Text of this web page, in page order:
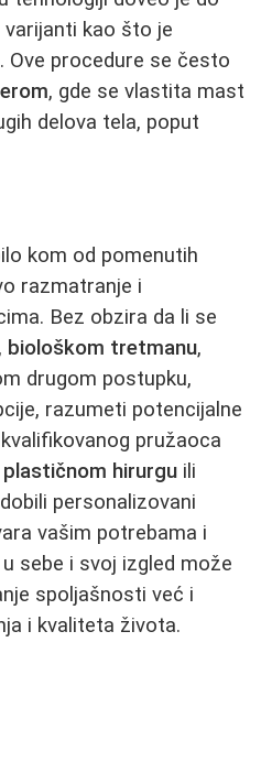
varijanti kao što je
Ove procedure se često
, gde se vlastita mast
delova tela, poput
kom od pomenutih
razmatranje i
Bez obzira da li se
, biološkom tretmanu,
drugom postupku,
razumeti potencijalne
pružaoca
plastičnom hirurgu ili
personalizovani
vašim potrebama i
sebe i svoj izgled može
spoljašnosti već i
i kvaliteta života.